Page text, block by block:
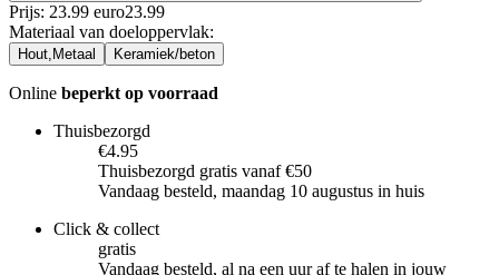
Prijs: 23.99 euro23.99
Materiaal van doeloppervlak:
Hout,Metaal Keramiek/beton
Online beperkt op voorraad
Thuisbezorgd
€4.95
Thuisbezorgd gratis vanaf €50
Vandaag besteld, maandag 10 augustus in huis
Click & collect
gratis
Vandaag besteld, al na een uur af te halen in jouw